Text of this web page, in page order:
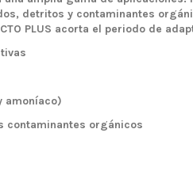
detritos y contaminantes
PLUS acorta el periodo de
amoníaco)
contaminantes orgánicos